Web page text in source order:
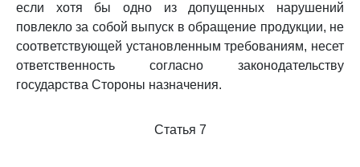
если хотя бы одно из допущенных нарушений
повлекло за собой выпуск в обращение продукции, не
соответствующей установленным требованиям, несет
ответственность согласно законодательству
государства Стороны назначения.
Статья 7